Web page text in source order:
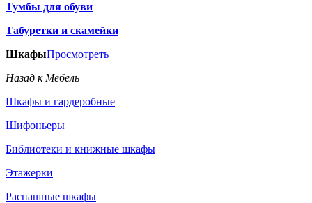
Тумбы для обуви
Табуретки и скамейки
ШкафыПросмотреть
Назад к Мебель
Шкафы и гардеробные
Шифоньеры
Библиотеки и книжные шкафы
Этажерки
Распашные шкафы